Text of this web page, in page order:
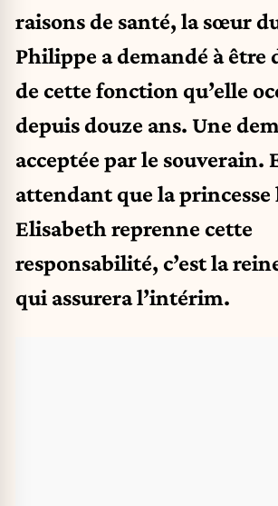
raisons de santé, la sœur
Philippe a demandé à être
de cette fonction qu’elle
depuis douze ans. Une
acceptée par le souverain.
attendant que la
Elisabeth reprenne cette
responsabilité, c’est la
qui assurera l’intérim.